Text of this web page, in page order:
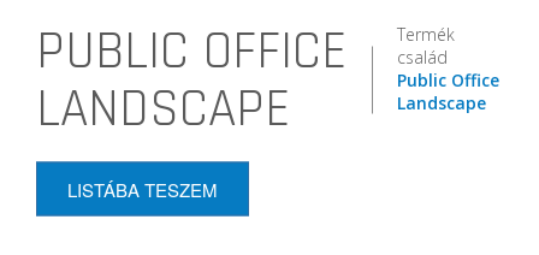
PUBLIC OFFICE
LANDSCAPE
Termék
család
Public Office
Landscape
LISTÁBA TESZEM